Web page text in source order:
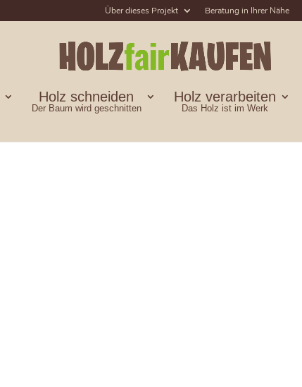
Über dieses Projekt Beratung in Ihrer Nähe
Holz schneiden
Der Baum wird geschnitten
Holz verarbeiten
Das Holz ist im Werk